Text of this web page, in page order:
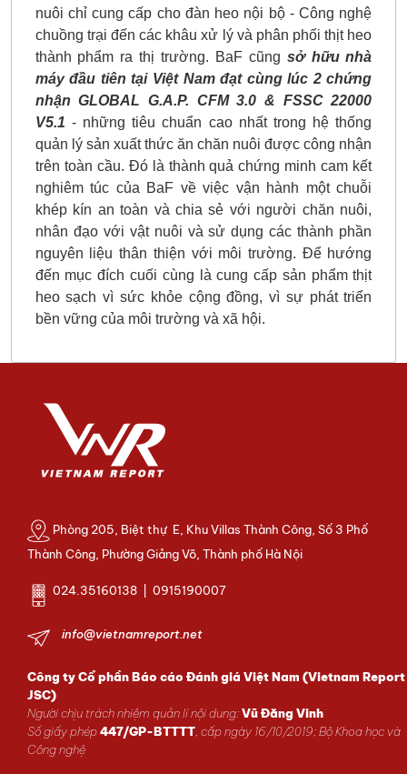
nuôi chỉ cung cấp cho đàn heo nội bộ - Công nghệ
chuồng trại đến các khâu xử lý và phân phối thịt heo
thành phẩm ra thị trường. BaF cũng sở hữu nhà
máy đầu tiên tại Việt Nam đạt cùng lúc 2 chứng
nhận GLOBAL G.A.P. CFM 3.0 & FSSC 22000
V5.1 - những tiêu chuẩn cao nhất trong hệ thống
quản lý sản xuất thức ăn chăn nuôi được công nhận
trên toàn cầu. Đó là thành quả chứng minh cam kết
nghiêm túc của BaF về việc vận hành một chuỗi
khép kín an toàn và chia sẻ với người chăn nuôi,
nhân đạo với vật nuôi và sử dụng các thành phần
nguyên liệu thân thiện với môi trường. Để hướng
đến mục đích cuối cùng là cung cấp sản phẩm thịt
heo sạch vì sức khỏe cộng đồng, vì sự phát triển
bền vững của môi trường và xã hội.
Phòng 205, Biệt thự E, Khu Villas Thành Công, Số 3 Phố
Thành Công, Phường Giảng Võ, Thành phố Hà Nội
024.35160138 | 0915190007
info@vietnamreport.net
Công ty Cổ phần Báo cáo Đánh giá Việt Nam (Vietnam Report
JSC)
Người chịu trách nhiệm quản lí nội dung:Vũ Đăng Vinh
Số giấy phép447/GP-BTTTT, cấp ngày 16/10/2019; Bộ Khoa học và
Công nghệ